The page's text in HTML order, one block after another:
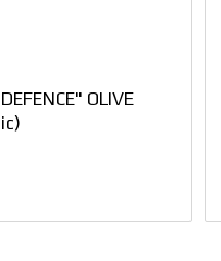
OLIVE